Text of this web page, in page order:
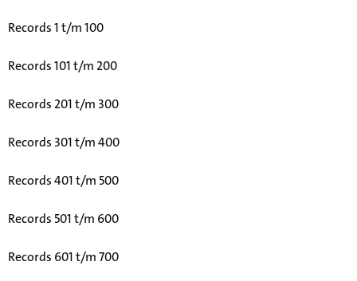
Records 1 t/m 100
Records 101 t/m 200
Records 201 t/m 300
Records 301 t/m 400
Records 401 t/m 500
Records 501 t/m 600
Records 601 t/m 700